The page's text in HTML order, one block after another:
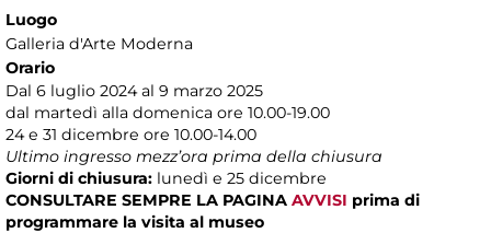
Luogo
Galleria d'Arte Moderna
Orario
Dal 6 luglio 2024 al 9 marzo 2025
dal martedì alla domenica ore 10.00-19.00
24 e 31 dicembre ore 10.00-14.00
Ultimo ingresso mezz’ora prima della chiusura
Giorni di chiusura: lunedì e 25 dicembre
CONSULTARE SEMPRE LA PAGINA AVVISI prima di
programmare la visita al museo